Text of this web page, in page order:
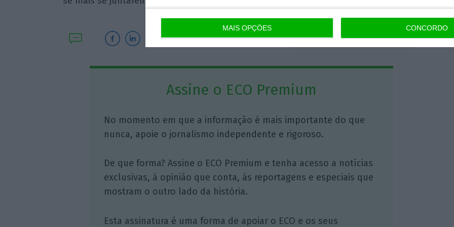
MAIS OPÇÕES CONCORDO
https://eco.sapo.pt/2019/04/15/alvaro-santos-pereira-e-que-sabia-pasteis-de-nata-ja-andam-nas-bocas-do-mundo/ Copiar
Assine o ECO Premium
No momento em que a informação é mais importante do que
nunca, apoie o jornalismo independente e rigoroso.
De que forma? Assine o ECO Premium e tenha acesso a notícias
exclusivas, à opinião que conta, às reportagens e especiais que
mostram o outro lado da história.
Esta assinatura é uma forma de apoiar o ECO e os seus